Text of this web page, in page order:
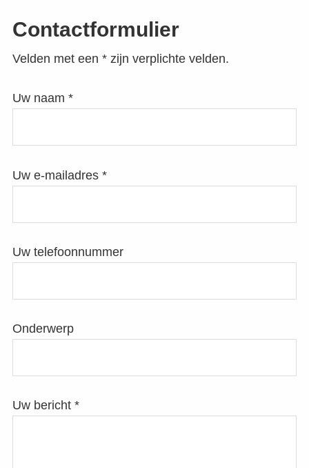
Contactformulier
Velden met een * zijn verplichte velden.
Uw naam *
Uw e-mailadres *
Uw telefoonnummer
Onderwerp
Uw bericht *